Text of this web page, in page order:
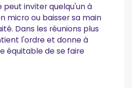
peut inviter quelqu'un à
micro ou baisser sa main
Dans les réunions plus
l'ordre et donne à
équitable de se faire